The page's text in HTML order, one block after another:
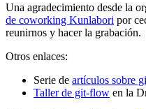
Una agradecimiento desde la
de coworking Kunlabori por
reunirnos y hacer la grabación.
Otros enlaces:
Serie de artículos sobre
Taller de git-flow en la